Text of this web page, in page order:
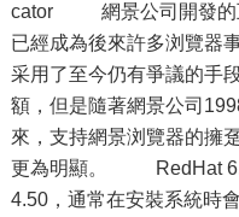
cator 網景公司開發的
已經成為後來許多浏覽器
采用了至今仍有爭議的手
額，但是隨著網景公司
來，支持網景浏覽器的擁
更為明顯。 RedHat 6.0
4.50，通常在安裝系統時